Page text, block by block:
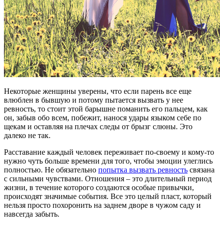
Некоторые женщины уверены, что если парень все еще
влюблен в бывшую и потому пытается вызвать у нее
ревность, то стоит этой барышне поманить его пальцем, как
он, забыв обо всем, побежит, нанося удары языком себе по
щекам и оставляя на плечах следы от брызг слюны. Это
далеко не так.
Расставание каждый человек переживает по-своему и кому-то
нужно чуть больше времени для того, чтобы эмоции улеглись
полностью. Не обязательно попытка вызвать ревность связана
с сильными чувствами. Отношения – это длительный период
жизни, в течение которого создаются особые привычки,
происходят значимые события. Все это целый пласт, который
нельзя просто похоронить на заднем дворе в чужом саду и
навсегда забыть.